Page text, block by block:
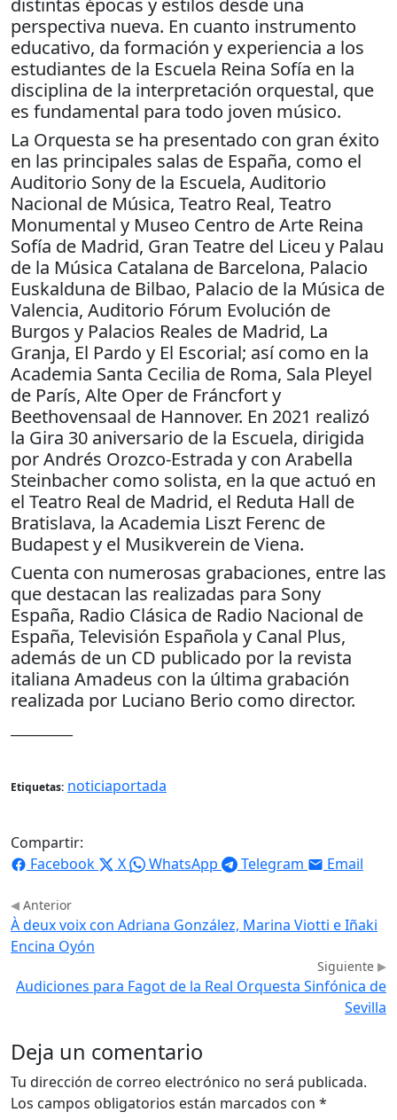
perspectiva nueva. En cuanto instrumento
educativo, da formación y experiencia a los
estudiantes de la Escuela Reina Sofía en la
disciplina de la interpretación orquestal, que
es fundamental para todo joven músico.
La Orquesta se ha presentado con gran éxito
en las principales salas de España, como el
Auditorio Sony de la Escuela, Auditorio
Nacional de Música, Teatro Real, Teatro
Monumental y Museo Centro de Arte Reina
Sofía de Madrid, Gran Teatre del Liceu y Palau
de la Música Catalana de Barcelona, Palacio
Euskalduna de Bilbao, Palacio de la Música de
Valencia, Auditorio Fórum Evolución de
Burgos y Palacios Reales de Madrid, La
Granja, El Pardo y El Escorial; así como en la
Academia Santa Cecilia de Roma, Sala Pleyel
de París, Alte Oper de Fráncfort y
Beethovensaal de Hannover. En 2021 realizó
la Gira 30 aniversario de la Escuela, dirigida
por Andrés Orozco-Estrada y con Arabella
Steinbacher como solista, en la que actuó en
el Teatro Real de Madrid, el Reduta Hall de
Bratislava, la Academia Liszt Ferenc de
Budapest y el Musikverein de Viena.
Cuenta con numerosas grabaciones, entre las
que destacan las realizadas para Sony
España, Radio Clásica de Radio Nacional de
España, Televisión Española y Canal Plus,
además de un CD publicado por la revista
italiana Amadeus con la última grabación
realizada por Luciano Berio como director.
Etiquetas: noticiaportada
Compartir:
Facebook
X WhatsApp Telegram Email
Anterior
À deux voix con Adriana González, Marina Viotti e Iñaki
Encina Oyón
Siguiente
Audiciones para Fagot de la Real Orquesta Sinfónica de
Sevilla
Deja un comentario
Tu dirección de correo electrónico no será publicada.
Los campos obligatorios están marcados con *